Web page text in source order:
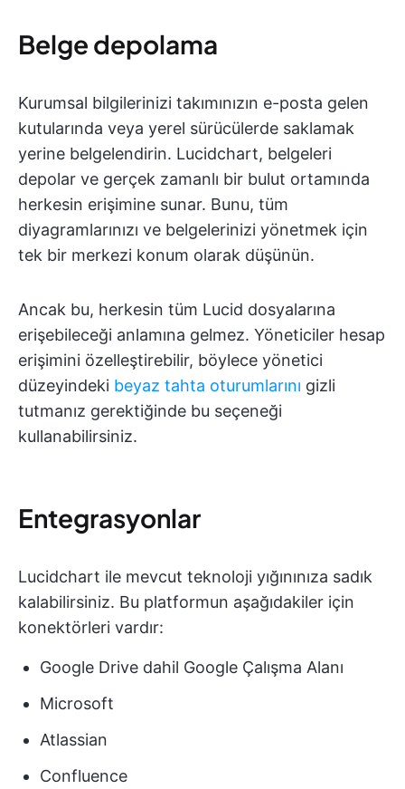
Belge depolama
Kurumsal bilgilerinizi takımınızın e-posta gelen
kutularında veya yerel sürücülerde saklamak
yerine belgelendirin. Lucidchart, belgeleri
depolar ve gerçek zamanlı bir bulut ortamında
herkesin erişimine sunar. Bunu, tüm
diyagramlarınızı ve belgelerinizi yönetmek için
tek bir merkezi konum olarak düşünün.
Ancak bu, herkesin tüm Lucid dosyalarına
erişebileceği anlamına gelmez. Yöneticiler hesap
erişimini özelleştirebilir, böylece yönetici
düzeyindeki beyaz tahta oturumlarını gizli
tutmanız gerektiğinde bu seçeneği
kullanabilirsiniz.
Entegrasyonlar
Lucidchart ile mevcut teknoloji yığınınıza sadık
kalabilirsiniz. Bu platformun aşağıdakiler için
konektörleri vardır:
Google Drive dahil Google Çalışma Alanı
Microsoft
Atlassian
Confluence